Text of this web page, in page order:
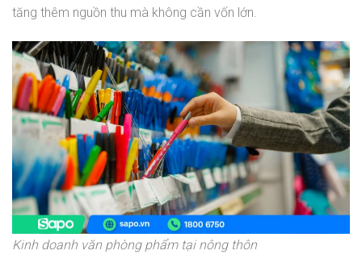
tăng thêm nguồn thu mà không cần vốn lớn.
Kinh doanh văn phòng phẩm tại nông thôn